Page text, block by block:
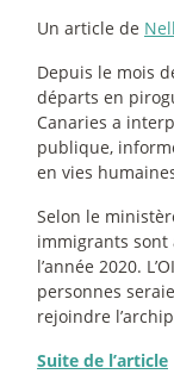
Un article de
Depuis le mois
départs en
Canaries a
publique,
en vies
Selon le
immigrants sont
l’année 2020.
personnes
rejoindre
Suite de l’article